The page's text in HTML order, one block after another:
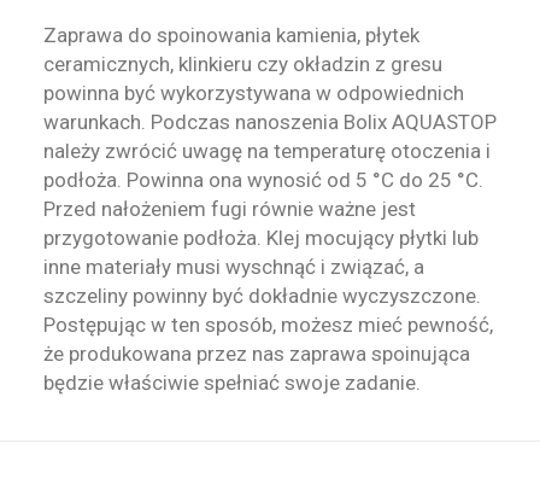
Zaprawa do spoinowania kamienia, płytek
ceramicznych, klinkieru czy okładzin z gresu
powinna być wykorzystywana w odpowiednich
warunkach. Podczas nanoszenia Bolix AQUASTOP
należy zwrócić uwagę na temperaturę otoczenia i
podłoża. Powinna ona wynosić od 5 °C do 25 °C.
Przed nałożeniem fugi równie ważne jest
przygotowanie podłoża. Klej mocujący płytki lub
inne materiały musi wyschnąć i związać, a
szczeliny powinny być dokładnie wyczyszczone.
Postępując w ten sposób, możesz mieć pewność,
że produkowana przez nas zaprawa spoinująca
będzie właściwie spełniać swoje zadanie.